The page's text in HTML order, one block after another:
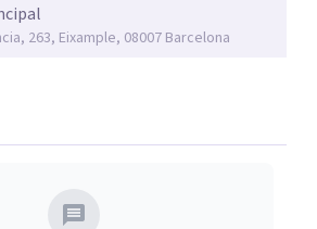
y otros retos emocionales, así
crecimiento personal y
y orientado a generar un espacio de
263, Eixample, 08007 Barcelona